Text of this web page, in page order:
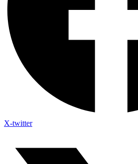
X-twitter